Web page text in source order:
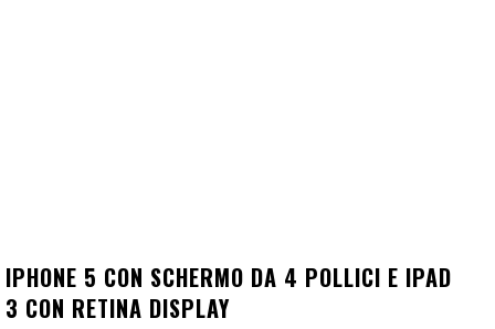
IPHONE 5 CON SCHERMO DA 4 POLLICI E IPAD
3 CON RETINA DISPLAY